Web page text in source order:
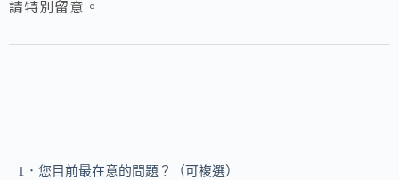
請特別留意。
1．您目前最在意的問題？（可複選）